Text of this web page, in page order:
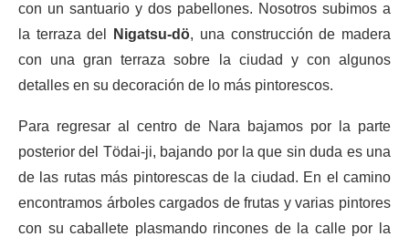
con un santuario y dos pabellones. Nosotros subimos a
la terraza del
Nigatsu-dö, una construcción de madera
con una gran terraza sobre la ciudad y con algunos
detalles en su decoración de lo más pintorescos.
Para regresar al centro de Nara bajamos por la parte
posterior del Tödai-ji, bajando por la que sin duda es una
de las rutas más pintorescas de la ciudad. En el camino
encontramos árboles cargados de frutas y varias pintores
con su caballete plasmando rincones de la calle por la